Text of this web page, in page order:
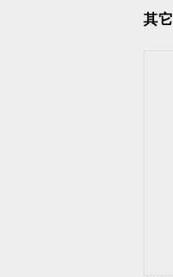
其它